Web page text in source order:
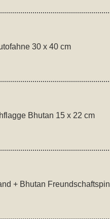
30 x 40 cm
Bhutan 15 x 22 cm
+ Bhutan Freundschaftspin